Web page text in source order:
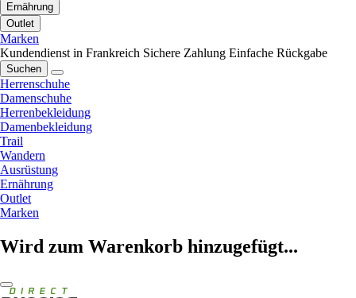
Ernährung
Outlet
Marken
Kundendienst in Frankreich Sichere Zahlung Einfache Rückgabe
Suchen
Herrenschuhe
Damenschuhe
Herrenbekleidung
Damenbekleidung
Trail
Wandern
Ausrüstung
Ernährung
Outlet
Marken
Wird zum Warenkorb hinzugefügt...